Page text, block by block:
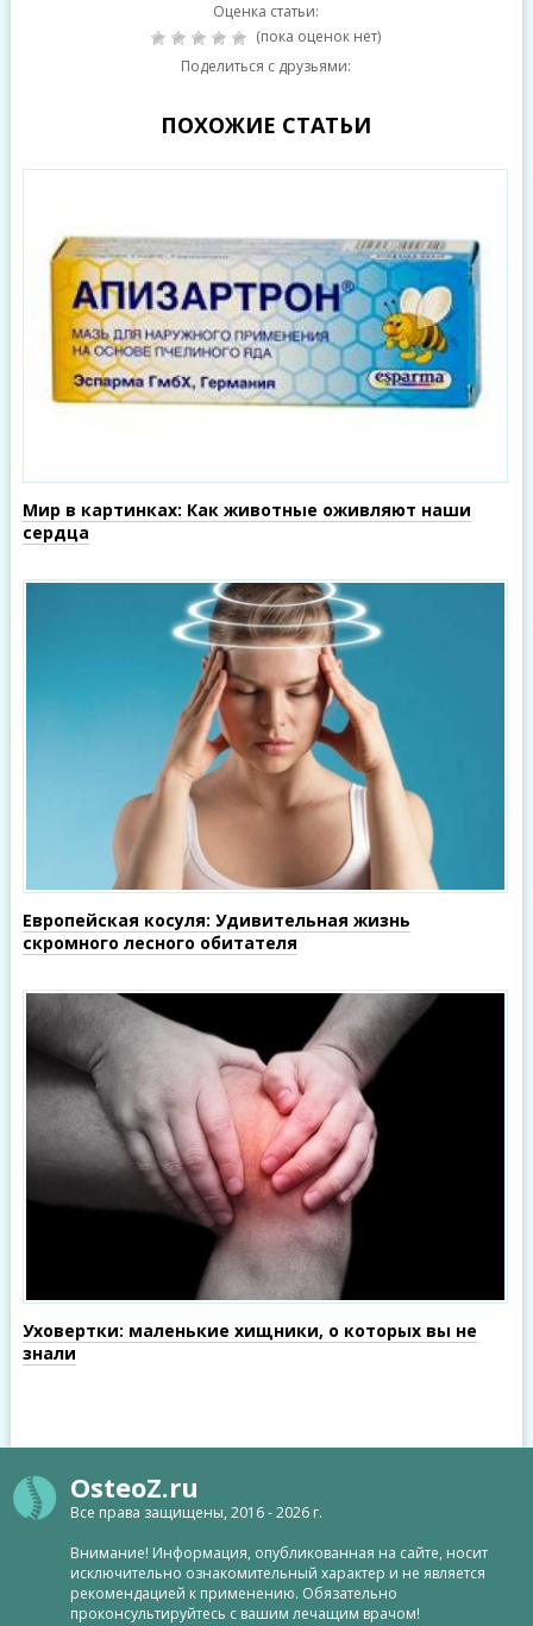
Оценка статьи:
(пока оценок нет)
Поделиться с друзьями:
ПОХОЖИЕ СТАТЬИ
Мир в картинках: Как животные оживляют наши
сердца
Европейская косуля: Удивительная жизнь
скромного лесного обитателя
Уховертки: маленькие хищники, о которых вы не
знали
OsteoZ.ru
Все права защищены, 2016 - 2026 г.
Внимание! Информация, опубликованная на сайте, носит
исключительно ознакомительный характер и не является
рекомендацией к применению. Обязательно
проконсультируйтесь с вашим лечащим врачом!